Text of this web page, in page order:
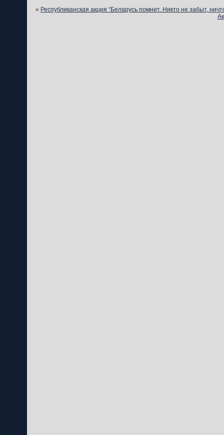
« Республиканская акция “Беларусь помнит. Никто не забыт,